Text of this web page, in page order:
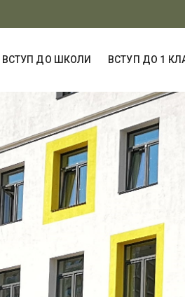
ВСТУП ДО ШКОЛИ ВСТУП ДО 1